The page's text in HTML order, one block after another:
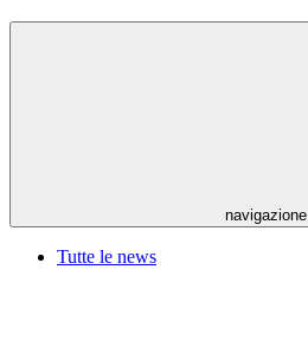
navigazione
Tutte le news